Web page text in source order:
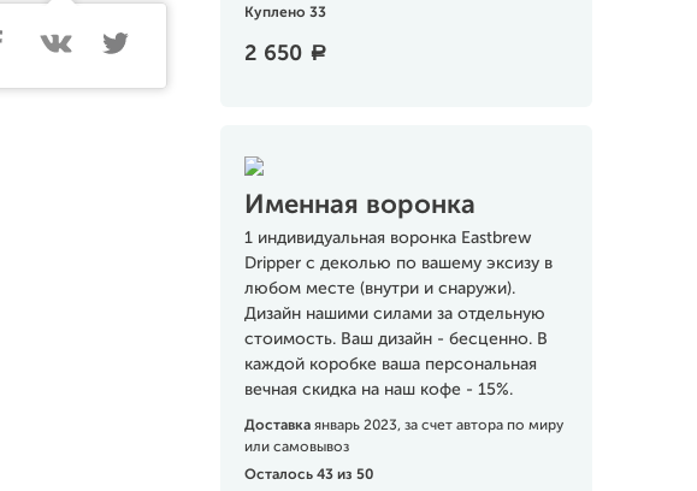
Куплено 33
2 650 a
Именная воронка
1 индивидуальная воронка Eastbrew
Dripper с деколью по вашему эксизу в
любом месте (внутри и снаружи).
Дизайн нашими силами за отдельную
стоимость. Ваш дизайн - бесценно. В
каждой коробке ваша персональная
вечная скидка на наш кофе - 15%.
Доставка январь 2023, за счет автора по миру
или самовывоз
Осталось 43 из 50